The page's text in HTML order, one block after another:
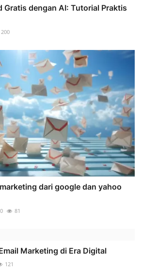
Gratis dengan AI: Tutorial Praktis
200
dari google dan yahoo
0 81
Marketing di Era Digital
121